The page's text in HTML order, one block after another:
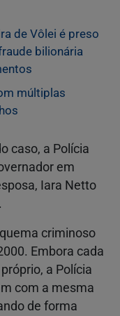
de Vôlei é preso
bilionária
múltiplas
caso, a Polícia
em
Iara Netto
criminoso
Embora cada
a Polícia
com a mesma
de forma